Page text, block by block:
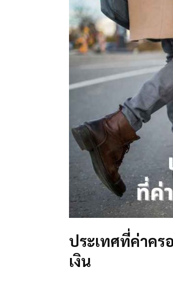
ประเทศที่ค่าคร
เงิน